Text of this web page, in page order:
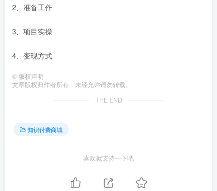
2、准备工作
3、项目实操
4、变现方式
© 版权声明
文章版权归作者所有，未经允许请勿转载。
THE END
知识付费商城
喜欢就支持一下吧